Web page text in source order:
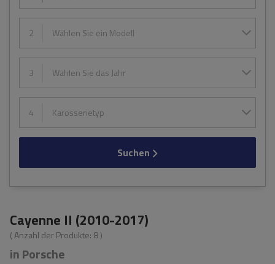
2 Wählen Sie ein Modell
3 Wählen Sie das Jahr
4 Karosserietyp
Suchen
Cayenne II (2010-2017)
( Anzahl der Produkte: 8)
in Porsche